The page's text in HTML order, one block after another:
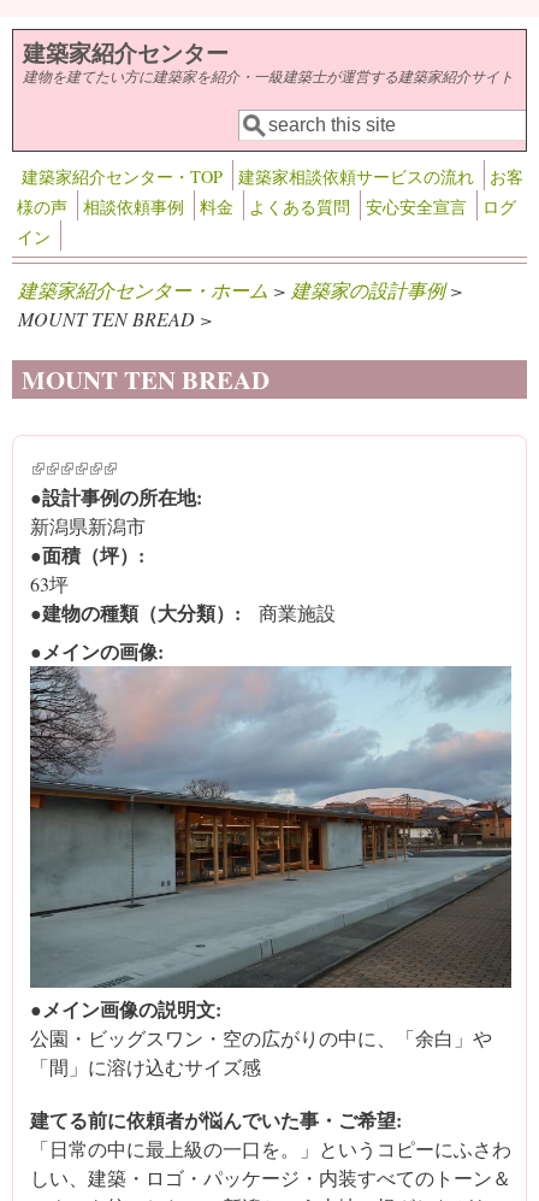
メインコンテンツに移動
建築家紹介センター
建物を建てたい方に建築家を紹介・一級建築士が運営する建築家紹介サイト
検索フォーム
検索
建築家紹介センター・TOP 建築家相談依頼サービスの流れ
お客
様の声
相談依頼事例 料金 よくある質問 安心安全宣言
ログ
イン
建築家紹介センター・ホーム > 建築家の設計事例>
MOUNT TEN BREAD >
MOUNT TEN BREAD
(link is external)
(link is external)
(link is external)
(link is external)
(link is external)
(link is external)
●設計事例の所在地:
新潟県新潟市
●面積（坪）:
63坪
●建物の種類（大分類）: 商業施設
●メインの画像:
●メイン画像の説明文:
公園・ビッグスワン・空の広がりの中に、「余白」や
「間」に溶け込むサイズ感
建てる前に依頼者が悩んでいた事・ご希望:
「日常の中に最上級の一口を。」というコピーにふさわ
しい、建築・ロゴ・パッケージ・内装すべてのトーン＆